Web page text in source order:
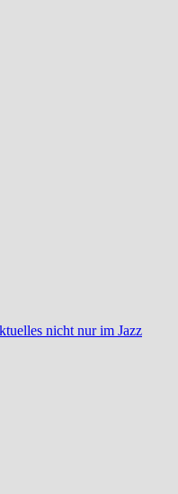
nicht nur im Jazz